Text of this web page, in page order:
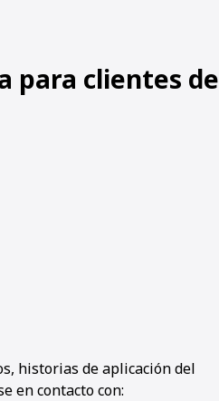
para clientes de
historias de aplicación del
en contacto con: